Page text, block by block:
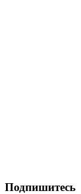
Подпишитесь